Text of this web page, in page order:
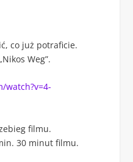
co już potraficie.
Weg”.
watch?v=4-
filmu.
30 minut filmu.